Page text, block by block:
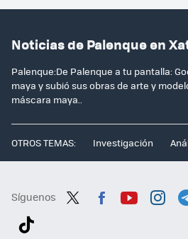
Noticias de Palenque en
Palenque:De Palenque a tu pantalla:
maya y subió sus obras de arte y
máscara maya..
OTROS TEMAS: Investigación
Síguenos